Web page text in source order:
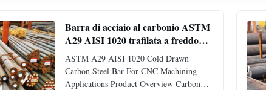
Barra di acciaio al carbonio ASTM
A29 AISI 1020 trafilata a freddo
per applicazioni di lavorazione CNC
ASTM A29 AISI 1020 Cold Drawn
Carbon Steel Bar For CNC Machining
Applications Product Overview Carbon